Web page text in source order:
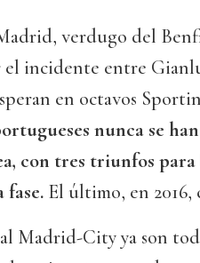
verdugo del
incidente entre
en octavos
nunca se
con tres triunfos
El último, en
Madrid-City ya son